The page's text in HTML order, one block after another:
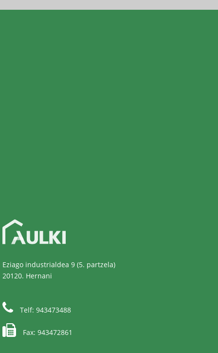
Eziago industrialdea 9 (5. partzela)
20120. Hernani
Telf: 943473488
Fax: 943472861